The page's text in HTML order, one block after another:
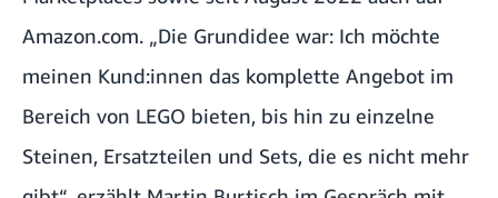
Amazon.com. „Die Grundidee war: Ich möchte
meinen Kund:innen das komplette Angebot im
Bereich von LEGO bieten, bis hin zu einzelne
Steinen, Ersatzteilen und Sets, die es nicht mehr